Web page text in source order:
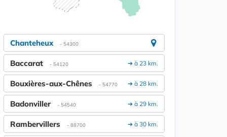
Chanteheux - 54300
➔ à 23 km.
Baccarat - 54120
➔ à 28 km.
Bouxières-aux-Chênes - 54770
➔ à 29 km.
Badonviller - 54540
➔ à 30 km.
Rambervillers - 88700